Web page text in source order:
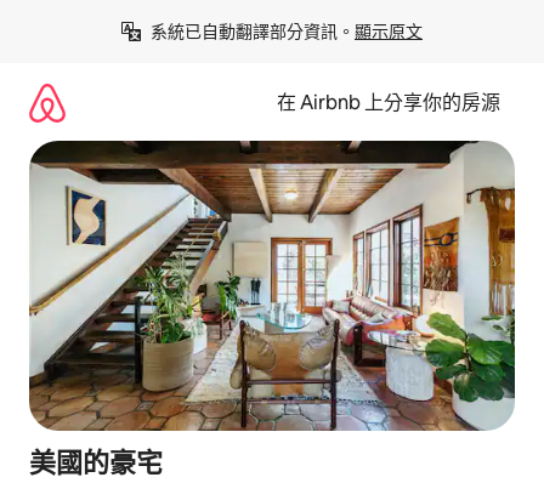
系統已自動翻譯部分資訊。 顯示原文
在 Airbnb 上分享你的房源
美國的豪宅